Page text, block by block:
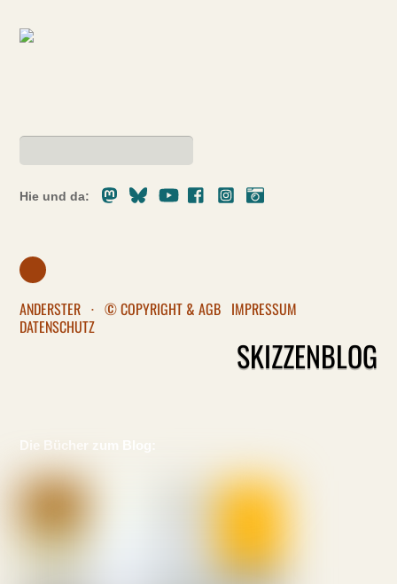
Hie und da:
MastodonBlueskyYoutubeFacebookInstagram
ANDERSTER · © COPYRIGHT & AGB IMPRESSUM
DATENSCHUTZ
SKIZZENBLOG
Die Bücher zum Blog: